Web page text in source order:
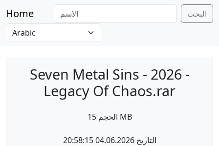
Home البحث
Seven Metal Sins - 2026 -
Legacy Of Chaos.rar
الحجم 15 MB
التاريخ 04.06.2026 20:58:15